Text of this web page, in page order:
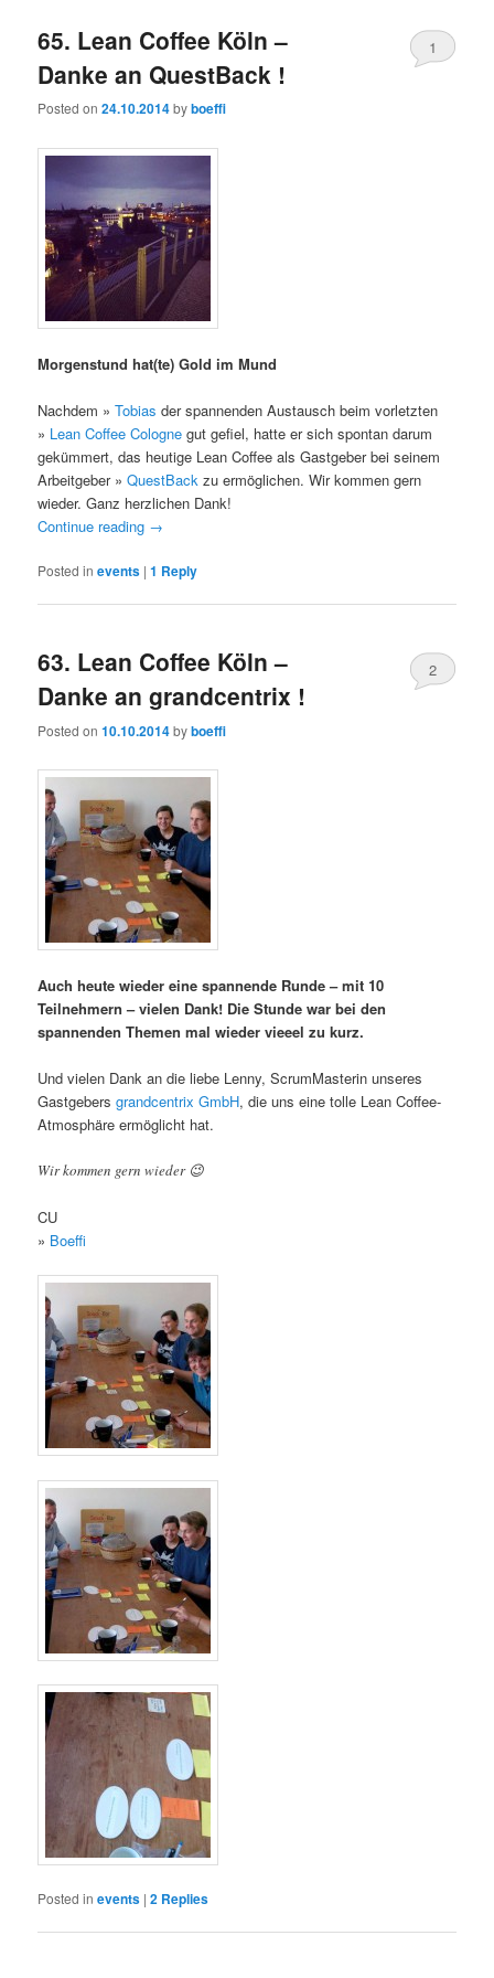
65. Lean Coffee Köln –
Danke an QuestBack !
Posted on24.10.2014byboeffi
1
Morgenstund hat(te) Gold im Mund
Nachdem »Tobias der spannenden Austausch beim vorletzten
» Lean Coffee Cologne gut gefiel, hatte er sich spontan darum
gekümmert, das heutige Lean Coffee als Gastgeber bei seinem
Arbeitgeber »QuestBack zu ermöglichen. Wir kommen gern
wieder. Ganz herzlichen Dank!
Continue reading →
Posted in events |1 Reply
63. Lean Coffee Köln –
Danke an grandcentrix !
Posted on10.10.2014byboeffi
2
Auch heute wieder eine spannende Runde – mit 10
Teilnehmern – vielen Dank! Die Stunde war bei den
spannenden Themen mal wieder vieeel zu kurz.
Und vielen Dank an die liebe Lenny, ScrumMasterin unseres
Gastgebersgrandcentrix GmbH, die uns eine tolle Lean Coffee-
Atmosphäre ermöglicht hat.
Wir kommen gern wieder 😉
CU
» Boeffi
Posted in events |2 Replies